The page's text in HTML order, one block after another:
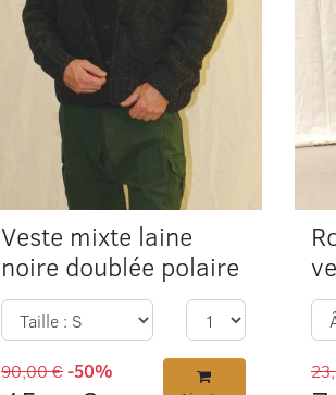
Veste mixte laine
noire doublée polaire
90,00 €-50%